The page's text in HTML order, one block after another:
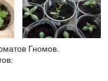
Гномов.